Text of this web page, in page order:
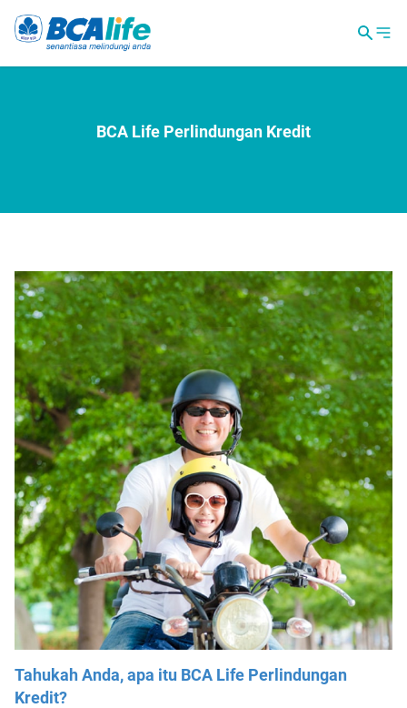
BCA Life Perlindungan Kredit
Tahukah Anda, apa itu BCA Life Perlindungan
Kredit?